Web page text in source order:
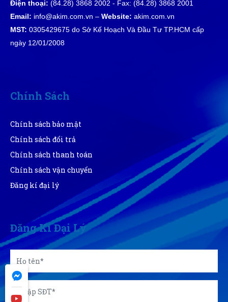
Sản phẩm đúng đẹp và chất lượng
Điện thoại: (84.28) 3868 2002 - Fax: (84.28) 3868 2001
Email: info@akim.com.vn – Website: akim.com.vn
MST: 0305429675 do Sở Kế Hoạch Và Đầu Tư TP.HCM cấp
ngày 12/01/2008
Chính Sách
Chính sách bảo mật
Chính sách đổi trả
Chính sách thanh toán
Chính sách vận chuyển
Đăng kí đại lý
Đăng Kí Đại Lý